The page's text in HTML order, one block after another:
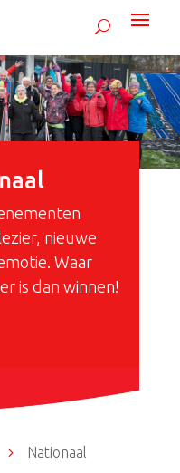
nieuwe
Waar
is dan winnen!
5 Nationaal